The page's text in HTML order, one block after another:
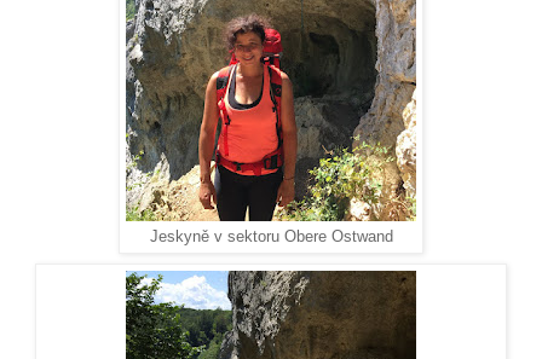
Jeskyně v sektoru Obere Ostwand